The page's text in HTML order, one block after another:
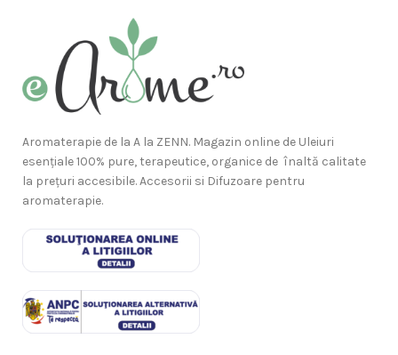
Aromaterapie de la A la ZENN. Magazin online de Uleiuri
esențiale 100% pure, terapeutice, organice de înaltă calitate
la prețuri accesibile. Accesorii si Difuzoare pentru
aromaterapie.